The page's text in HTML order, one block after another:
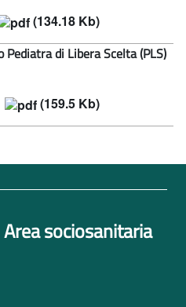
(134.18 Kb)
di Libera Scelta (PLS)
(159.5 Kb)
Area sociosanitaria